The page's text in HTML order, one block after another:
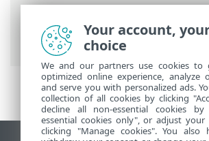
Aide en ligne d'ESET>ESET
Advanced >Utilisation de ESET
Advanced
> Résultats de
Your account,
choice
We and our partners use cookies to
optimized online experience, analyze
and serve you with personalized ads.
collection of all cookies by clicking
decline all non-essential cookies by
essential cookies only", or adjust
clicking "Manage cookies". You